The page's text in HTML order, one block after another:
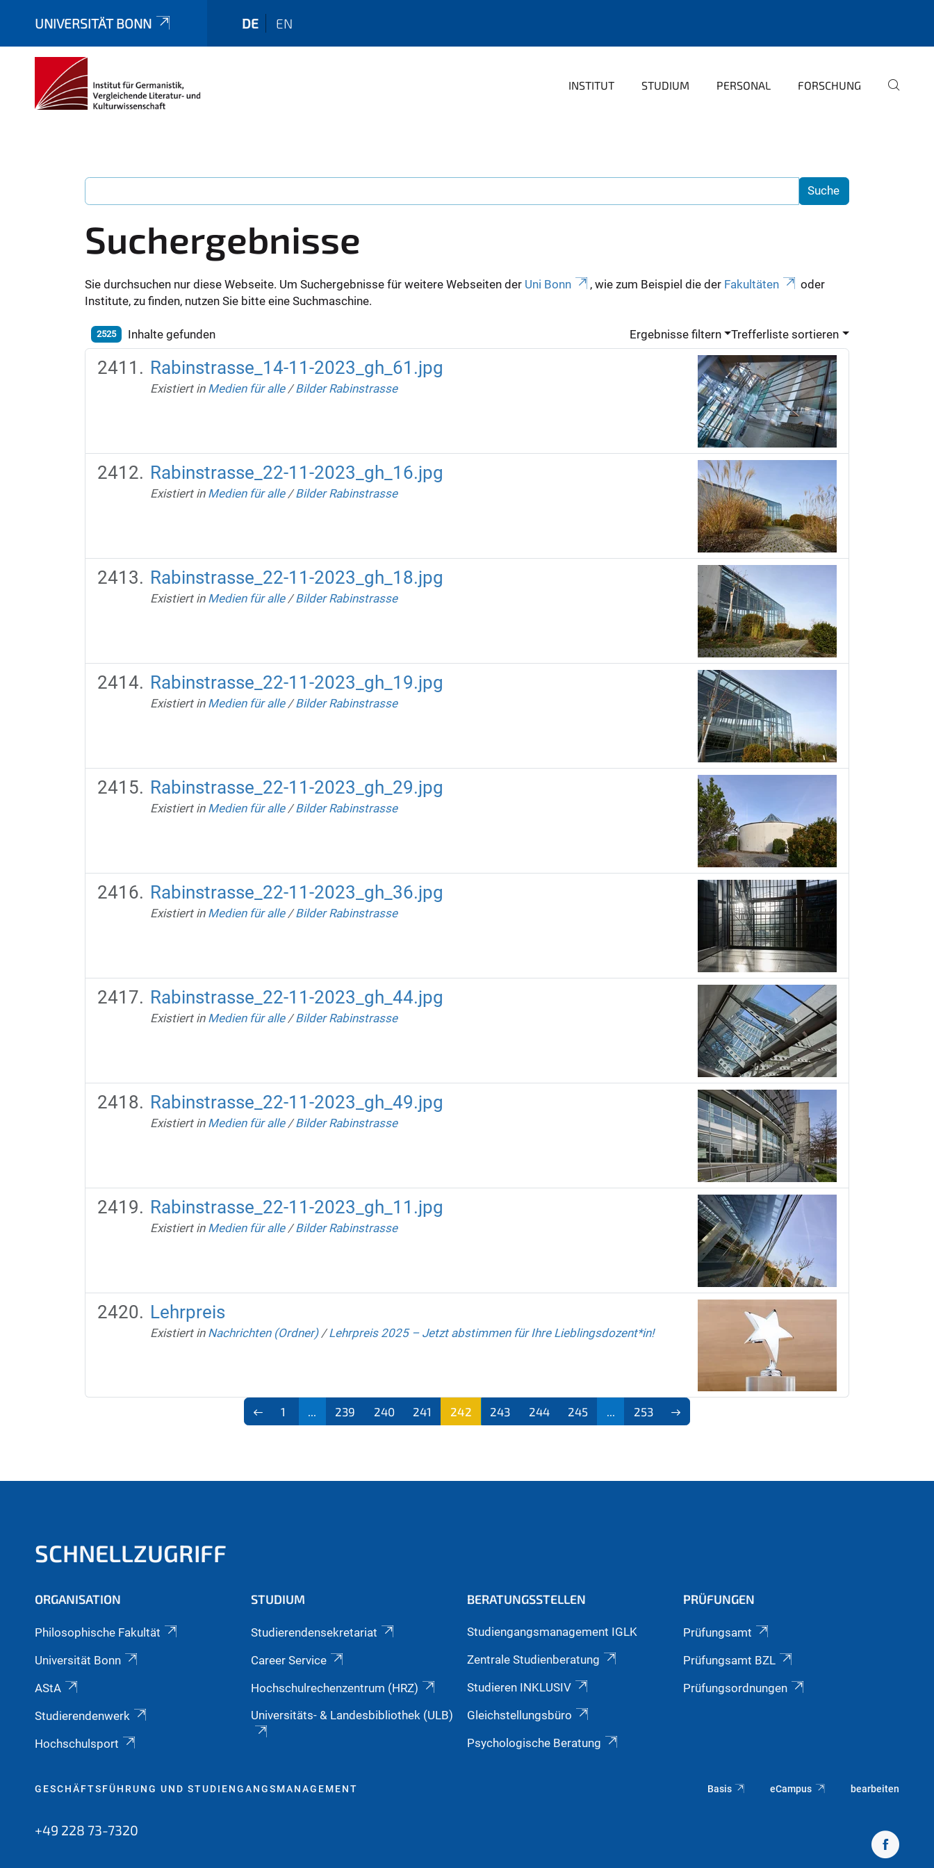
UNIVERSITÄT BONN DE EN
INSTITUT STUDIUM PERSONAL FORSCHUNG
Suchergebnisse
Sie durchsuchen nur diese Webseite. Um Suchergebnisse für weitere Webseiten der Uni Bonn , wie zum Beispiel die der Fakultäten
oder
Institute, zu finden, nutzen Sie bitte eine Suchmaschine.
2525 Inhalte gefunden Ergebnisse filtern Trefferliste sortieren
Rabinstrasse_14-11-2023_gh_61.jpg
Existiert in Medien für alle /Bilder Rabinstrasse
Rabinstrasse_22-11-2023_gh_16.jpg
Existiert in Medien für alle /Bilder Rabinstrasse
Rabinstrasse_22-11-2023_gh_18.jpg
Existiert in Medien für alle /Bilder Rabinstrasse
Rabinstrasse_22-11-2023_gh_19.jpg
Existiert in Medien für alle /Bilder Rabinstrasse
Rabinstrasse_22-11-2023_gh_29.jpg
Existiert in Medien für alle /Bilder Rabinstrasse
Rabinstrasse_22-11-2023_gh_36.jpg
Existiert in Medien für alle /Bilder Rabinstrasse
Rabinstrasse_22-11-2023_gh_44.jpg
Existiert in Medien für alle /Bilder Rabinstrasse
Rabinstrasse_22-11-2023_gh_49.jpg
Existiert in Medien für alle /Bilder Rabinstrasse
Rabinstrasse_22-11-2023_gh_11.jpg
Existiert in Medien für alle /Bilder Rabinstrasse
Lehrpreis
Existiert in Nachrichten (Ordner) /Lehrpreis 2025 – Jetzt abstimmen für Ihre Lieblingsdozent*in!
1 239 240 241
242
243 244 245 253
SCHNELLZUGRIFF
ORGANISATION
Philosophische Fakultät
Universität Bonn
AStA
Studierendenwerk
Hochschulsport
STUDIUM
Studierendensekretariat
Career Service
Hochschulrechenzentrum (HRZ)
Universitäts- & Landesbibliothek (ULB)
BERATUNGSSTELLEN
Studiengangsmanagement IGLK
Zentrale Studienberatung
Studieren INKLUSIV
Gleichstellungsbüro
Psychologische Beratung
PRÜFUNGEN
Prüfungsamt
Prüfungsamt BZL
Prüfungsordnungen
GESCHÄFTSFÜHRUNG UND STUDIENGANGSMANAGEMENT
+49 228 73-7320
Basis eCampus bearbeiten